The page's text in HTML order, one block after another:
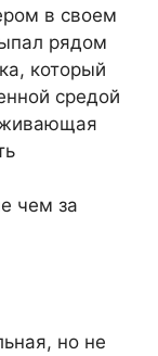
в своем
рядом
который
средой
чем за
но не